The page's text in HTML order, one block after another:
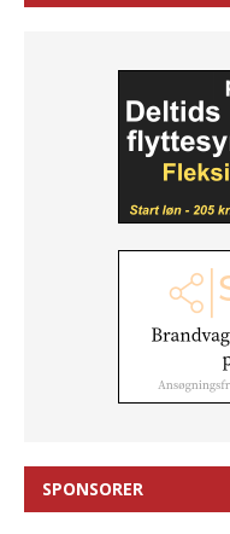
SPONSORER